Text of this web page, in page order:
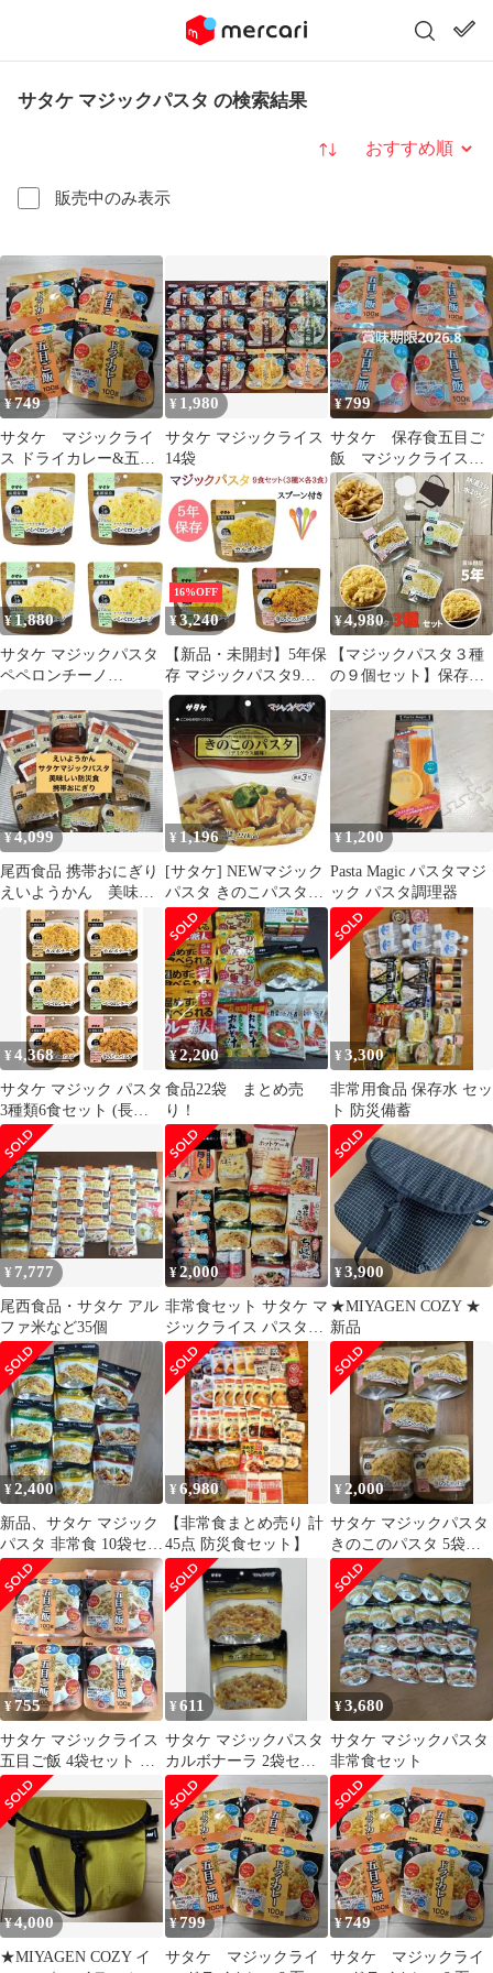
サタケ マジックパスタ の検索結果
販売中のみ表示
並び替え
¥749
サタケ マジックライ
ス ドライカレー&五目
ご飯 各２袋
¥ 1,980
サタケ マジックライス
14袋
¥799
サタケ 保存食五目ご
飯 マジックライス 4
袋セット 日本災害
食 スプーン付き
¥1,880
サタケ マジックパスタ
ペペロンチーノ
災
16%OFF
¥3,240
【新品・未開封】5年保
存 マジックパスタ9食
セット 長期保存 スプー
ン付き 備蓄 食料 非常
食 保存食 食品 防災食
キャンプ 登山 アウトド
ア
¥4,980
【マジックパスタ３種
の９個セット】保存食
非常食おかず マジック
パスタ サタケ 保存食セ
ット ５年 防災 防災グ
ッズ 備蓄 備蓄品 おす
すめ 3日分 防災用品 避
難グッズ アウトドア キ
ャンプ 登山 旅行 災害
地震 台風 ★
¥4,099
尾西食品 携帯おにぎり
えいようかん 美味し
い防災食 サタケマジ
ックパスタ
¥ 1,196
[サタケ] NEWマジック
パスタ きのこパスタ
59.9g
¥1,200
Pasta Magic パスタマジ
ック パスタ調理器
¥4,368
サタケ マジック パスタ
3種類6食セット (長期
保存 防災 非常食 保存
食)
¥2,200
食品22袋 まとめ売
り！
¥3,300
非常用食品 保存水 セッ
ト 防災備蓄
¥ 7,777
尾西食品・サタケ アル
ファ米など35個
¥2,000
非常食セット サタケ マ
ジックライス パスタ
食品詰め合わせ
¥3,900
★MIYAGEN COZY ★
新品
¥2,400
新品、サタケ マジック
パスタ 非常食 10袋セッ
ト
¥6,980
【非常食まとめ売り 計
45点 防災食セット】
¥ 2,000
サタケ マジックパスタ
きのこのパスタ 5袋セ
ット 非常食
¥755
サタケ マジックライス
五目ご飯 4袋セット 保
存食 非常食
¥611
サタケ マジックパスタ
カルボナーラ 2袋セッ
ト 非常食
¥3,680
サタケ マジックパスタ
非常食セット
¥4,000
★MIYAGEN COZY イ
¥799
サタケ マジックライ
¥749
サタケ マジックライ